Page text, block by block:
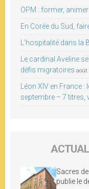
OPM : former,
En Corée du Sud,
L’hospitalité dans la
Le cardinal Aveline
défis migratoires août
Léon XIV en France
septembre – 7 titres,
Sacres
publie le